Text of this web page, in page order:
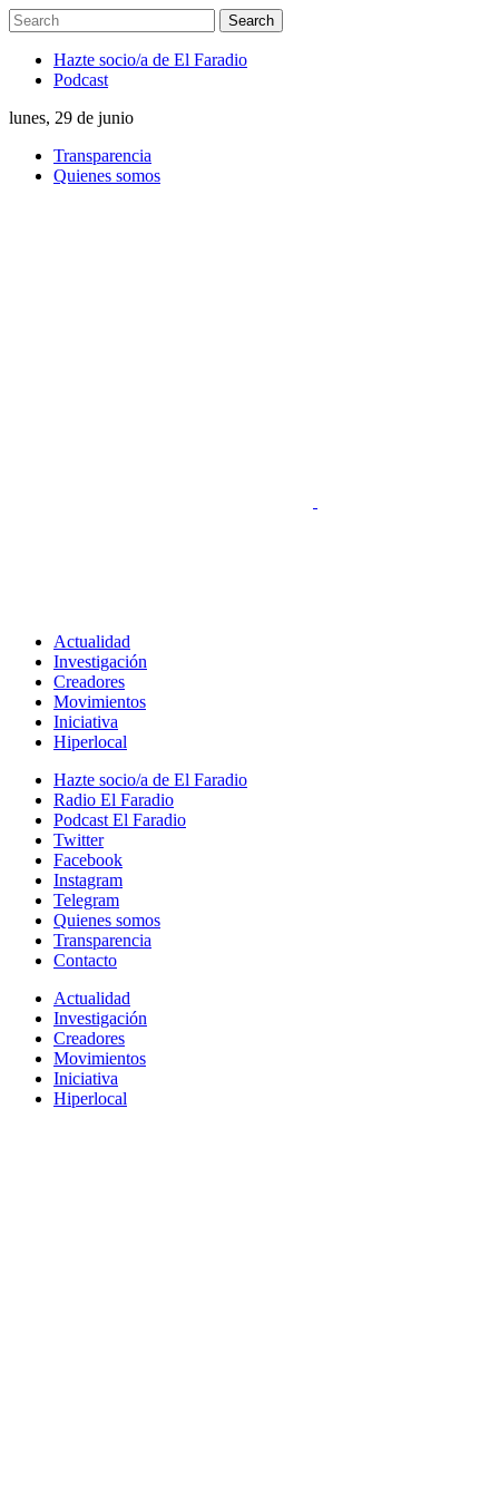
Hazte socio/a de El Faradio
Podcast
lunes, 29 de junio
Transparencia
Quienes somos
Actualidad
Investigación
Creadores
Movimientos
Iniciativa
Hiperlocal
Hazte socio/a de El Faradio
Radio El Faradio
Podcast El Faradio
Twitter
Facebook
Instagram
Telegram
Quienes somos
Transparencia
Contacto
Actualidad
Investigación
Creadores
Movimientos
Iniciativa
Hiperlocal